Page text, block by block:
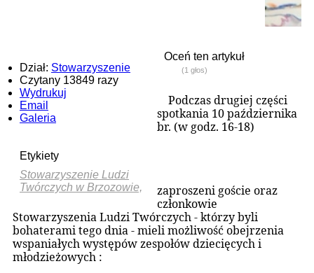
Dział: Stowarzyszenie
Czytany 13849 razy
Wydrukuj
Email
Galeria
Oceń ten artykuł
(1 głos)
Etykiety
Stowarzyszenie Ludzi
Twórczych w Brzozowie,
Podczas drugiej części
spotkania 10 października
br. (w godz. 16-18)
zaproszeni goście oraz
członkowie
Stowarzyszenia Ludzi Twórczych - którzy byli
bohaterami tego dnia - mieli możliwość obejrzenia
wspaniałych występów zespołów dziecięcych i
młodzieżowych :